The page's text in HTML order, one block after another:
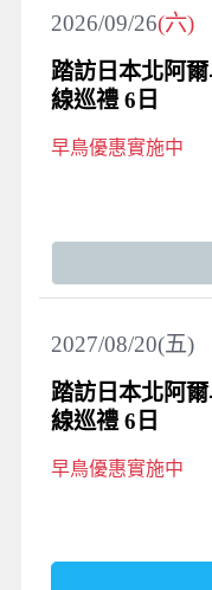
2026/09/26(六)
踏訪日本北阿
線巡禮 6日
早鳥優惠實施中
2027/08/20(五)
踏訪日本北阿
線巡禮 6日
早鳥優惠實施中